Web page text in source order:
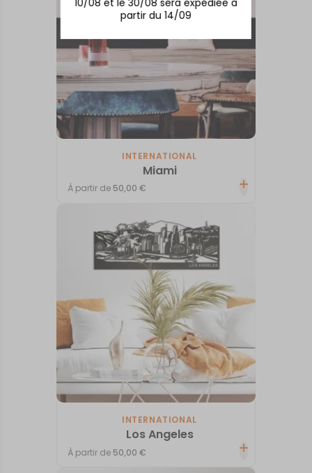
partir du 14/09
INTERNATIONAL
Miami
À partir de 50,00€
INTERNATIONAL
Los Angeles
À partir de 50,00€